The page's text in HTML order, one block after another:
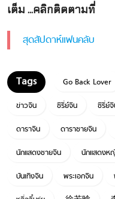
เต็ม ...คลิกติดตามที่
สุดสัปดาห์แฟนคลับ
Go Back Lover
ข่าวจีน
ซีรี่ย์จีน ซีรี่ย์
ดาราจีน
ดาราชายจีน
นักแสดงชายจีน
นักแสดงห
บันเทิงจีน
พระเอกจีน